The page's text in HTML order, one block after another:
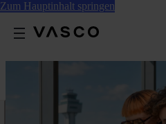
Zum Hauptinhalt springen